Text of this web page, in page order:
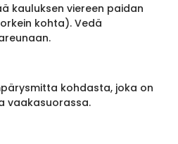
kauluksen viereen paidan
kohta). Vedä
kohdasta, joka on
vaakasuorassa.